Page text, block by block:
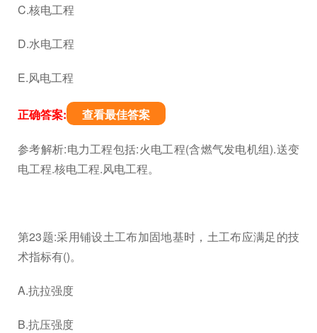
C.核电工程
D.水电工程
E.风电工程
正确答案: 查看最佳答案
参考解析:电力工程包括:火电工程(含燃气发电机组).送变
电工程.核电工程.风电工程。
第23题:采用铺设土工布加固地基时，土工布应满足的技
术指标有()。
A.抗拉强度
B.抗压强度